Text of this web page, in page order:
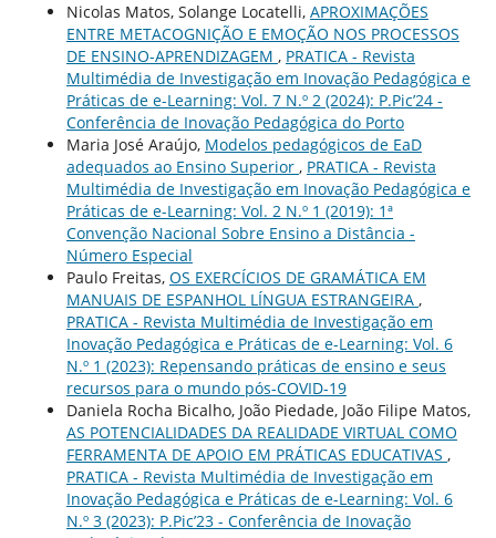
Nicolas Matos, Solange Locatelli, APROXIMAÇÕES
ENTRE METACOGNIÇÃO E EMOÇÃO NOS PROCESSOS
DE ENSINO-APRENDIZAGEM , PRATICA - Revista
Multimédia de Investigação em Inovação Pedagógica e
Práticas de e-Learning: Vol. 7 N.º 2 (2024): P.Pic’24 -
Conferência de Inovação Pedagógica do Porto
Maria José Araújo, Modelos pedagógicos de EaD
adequados ao Ensino Superior , PRATICA - Revista
Multimédia de Investigação em Inovação Pedagógica e
Práticas de e-Learning: Vol. 2 N.º 1 (2019): 1ª
Convenção Nacional Sobre Ensino a Distância -
Número Especial
Paulo Freitas, OS EXERCÍCIOS DE GRAMÁTICA EM
MANUAIS DE ESPANHOL LÍNGUA ESTRANGEIRA ,
PRATICA - Revista Multimédia de Investigação em
Inovação Pedagógica e Práticas de e-Learning: Vol. 6
N.º 1 (2023): Repensando práticas de ensino e seus
recursos para o mundo pós-COVID-19
Daniela Rocha Bicalho, João Piedade, João Filipe Matos,
AS POTENCIALIDADES DA REALIDADE VIRTUAL COMO
FERRAMENTA DE APOIO EM PRÁTICAS EDUCATIVAS ,
PRATICA - Revista Multimédia de Investigação em
Inovação Pedagógica e Práticas de e-Learning: Vol. 6
N.º 3 (2023): P.Pic’23 - Conferência de Inovação